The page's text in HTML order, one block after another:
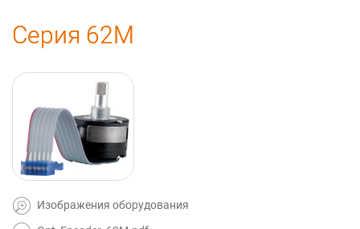
Серия 62M
Изображения оборудования